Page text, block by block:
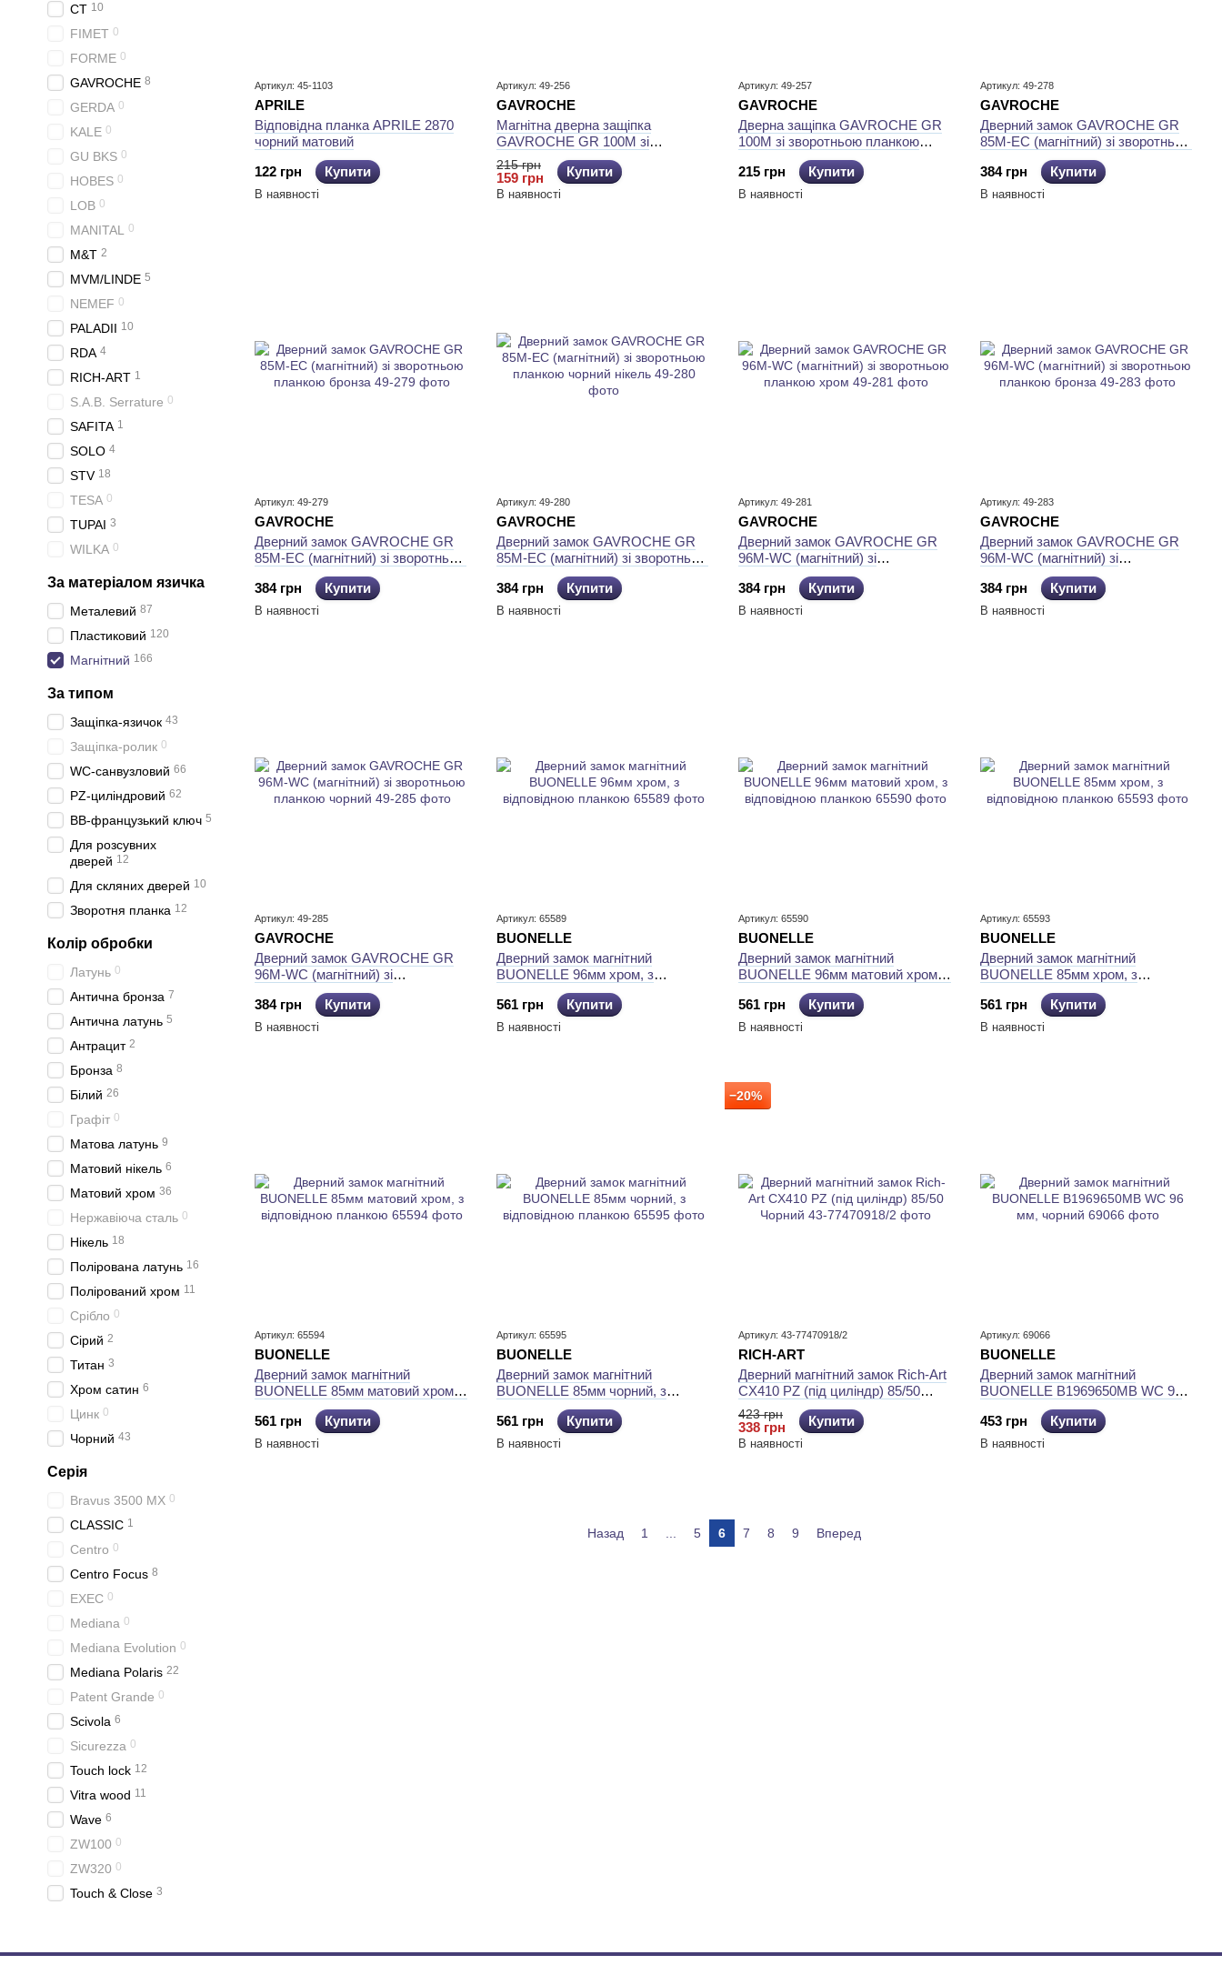
Артикул: 45-1103
APRILE
Відповідна планка APRILE 2870
чорний матовий
122 грн
Купити
В наявності
Артикул: 49-256
GAVROCHE
Магнітна дверна защіпка
GAVROCHE GR 100M зі
зворотньою планкою хром
215 грн
159 грн Купити
В наявності
Артикул: 49-257
GAVROCHE
Дверна защіпка GAVROCHE GR
100M зі зворотньою планкою
215 грн
Купити
В наявності
Артикул: 49-278
GAVROCHE
Дверний замок GAVROCHE GR
85М-EC (магнітний) зі зворотньою
планкою хром
384 грн
Купити
В наявності
Артикул: 49-279
GAVROCHE
Дверний замок GAVROCHE GR
85М-EC (магнітний) зі зворотньою
планкою бронза
384 грн
Купити
В наявності
Артикул: 49-280
GAVROCHE
Дверний замок GAVROCHE GR
85М-EC (магнітний) зі зворотньою
планкою чорний нікель
384 грн
Купити
В наявності
Артикул: 49-281
GAVROCHE
Дверний замок GAVROCHE GR
96М-WC (магнітний) зі
зворотньою планкою хром
384 грн
Купити
В наявності
Артикул: 49-283
GAVROCHE
Дверний замок GAVROCHE GR
96М-WC (магнітний) зі
зворотньою планкою бронза
384 грн
Купити
В наявності
Артикул: 49-285
GAVROCHE
Дверний замок GAVROCHE GR
96М-WC (магнітний) зі
зворотньою планкою чорний
384 грн
Купити
В наявності
Артикул: 65589
BUONELLE
Дверний замок магнітний
BUONELLE 96мм хром, з
відповідною планкою
561 грн
Купити
В наявності
Артикул: 65590
BUONELLE
Дверний замок магнітний
BUONELLE 96мм матовий хром, з
відповідною планкою
561 грн
Купити
В наявності
Артикул: 65593
BUONELLE
Дверний замок магнітний
BUONELLE 85мм хром, з
відповідною планкою
561 грн
Купити
В наявності
Артикул: 65594
BUONELLE
Дверний замок магнітний
BUONELLE 85мм матовий хром, з
відповідною планкою
561 грн
Купити
В наявності
Артикул: 65595
BUONELLE
Дверний замок магнітний
BUONELLE 85мм чорний, з
відповідною планкою
561 грн
Купити
В наявності
−20%
Артикул: 43-77470918/2
RICH-ART
Дверний магнітний замок Rich-Art
CX410 PZ (під циліндр) 85/50
Чорний
423 грн
338 грн Купити
В наявності
Артикул: 69066
BUONELLE
Дверний замок магнітний
BUONELLE B1969650MB WC 96
мм, чорний
453 грн
Купити
В наявності
Назад 1 5 6 7 8 9 Вперед
CT 10
FIMET 0
FORME 0
GAVROCHE 8
GERDA 0
KALE 0
GU BKS 0
HOBES 0
LOB 0
MANITAL 0
M&T 2
MVM/LINDE 5
NEMEF 0
PALADII 10
RDA 4
RICH-ART 1
S.A.B. Serrature 0
SAFITA 1
SOLO 4
STV 18
TESA 0
TUPAI 3
WILKA 0
За матеріалом язичка
Металевий 87
Пластиковий 120
Магнітний 166
За типом
Защіпка-язичок 43
Защіпка-ролик 0
WC-санвузловий 66
PZ-циліндровий 62
BB-французький ключ 5
Для розсувних
дверей 12
Для скляних дверей 10
Зворотня планка 12
Колір обробки
Латунь 0
Антична бронза 7
Антична латунь 5
Антрацит 2
Бронза 8
Білий 26
Графіт 0
Матова латунь 9
Матовий нікель 6
Матовий хром 36
Нержавіюча сталь 0
Нікель 18
Полірована латунь 16
Полірований хром 11
Срібло 0
Сірий 2
Титан 3
Хром сатин 6
Цинк 0
Чорний 43
Серія
Bravus 3500 МХ 0
CLASSIC 1
Centro 0
Centro Focus 8
EXEC 0
Mediana 0
Mediana Evolution 0
Mediana Polaris 22
Patent Grande 0
Scivola 6
Sicurezza 0
Touch lock 12
Vitra wood 11
Wave 6
ZW100 0
ZW320 0
Touch & Close 3